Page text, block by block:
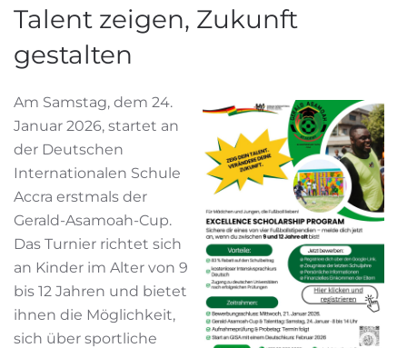
Talent zeigen, Zukunft
gestalten
Am Samstag, dem 24.
Januar 2026, startet an
der Deutschen
Internationalen Schule
Accra erstmals der
Gerald-Asamoah-Cup.
Das Turnier richtet sich
an Kinder im Alter von 9
bis 12 Jahren und bietet
ihnen die Möglichkeit,
sich über sportliche